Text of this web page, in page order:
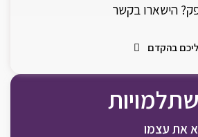
את עצמו
הישארו בקשר
בהקדם